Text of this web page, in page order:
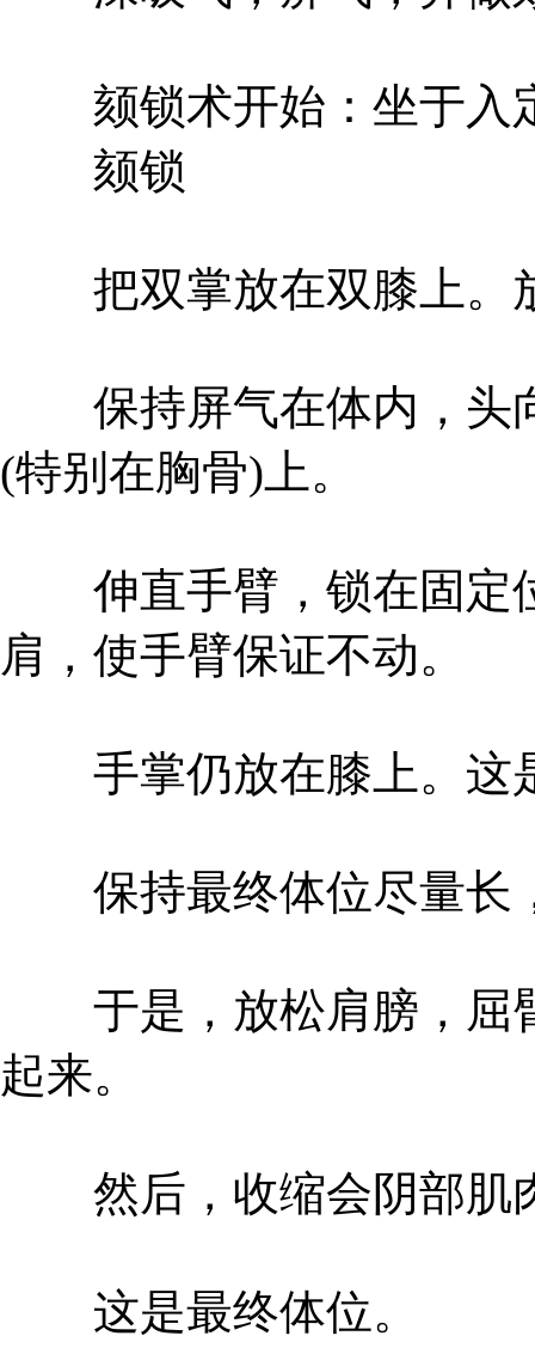
颏锁术开始：坐于入
颏锁
把双掌放在双膝上。
保持屏气在体内，头
(特别在胸骨)上。
伸直手臂，锁在固定
肩，使手臂保证不动。
手掌仍放在膝上。这
保持最终体位尽量长
于是，放松肩膀，屈
起来。
然后，收缩会阴部肌
这是最终体位。